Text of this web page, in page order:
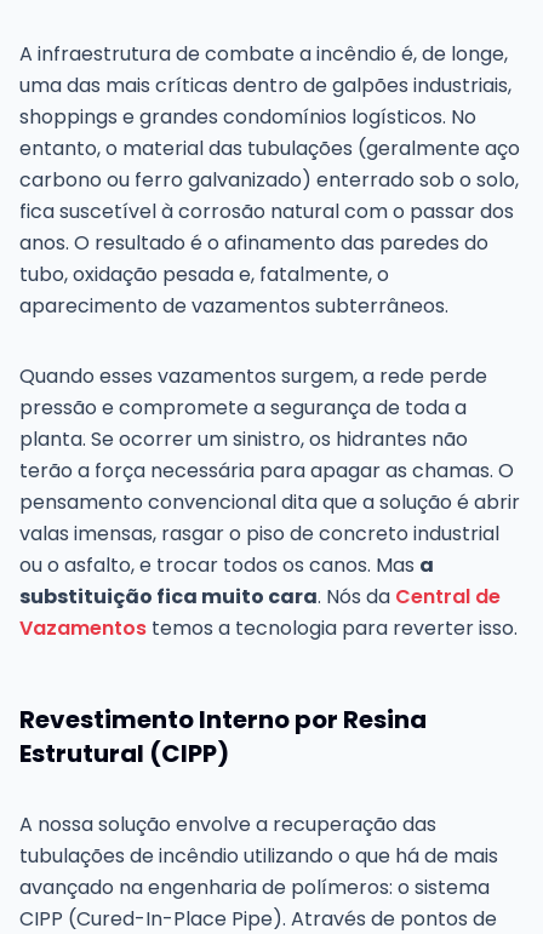
A infraestrutura de combate a incêndio é, de longe,
uma das mais críticas dentro de galpões industriais,
shoppings e grandes condomínios logísticos. No
entanto, o material das tubulações (geralmente aço
carbono ou ferro galvanizado) enterrado sob o solo,
fica suscetível à corrosão natural com o passar dos
anos. O resultado é o afinamento das paredes do
tubo, oxidação pesada e, fatalmente, o
aparecimento de vazamentos subterrâneos.
Quando esses vazamentos surgem, a rede perde
pressão e compromete a segurança de toda a
planta. Se ocorrer um sinistro, os hidrantes não
terão a força necessária para apagar as chamas. O
pensamento convencional dita que a solução é abrir
valas imensas, rasgar o piso de concreto industrial
ou o asfalto, e trocar todos os canos. Mas a
substituição fica muito cara. Nós da Central de
Vazamentos temos a tecnologia para reverter isso.
Revestimento Interno por Resina
Estrutural (CIPP)
A nossa solução envolve a recuperação das
tubulações de incêndio utilizando o que há de mais
avançado na engenharia de polímeros: o sistema
CIPP (Cured-In-Place Pipe). Através de pontos de